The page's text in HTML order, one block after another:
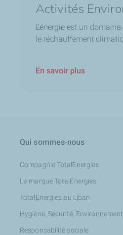
Activités
L’énergie est un
le réchauffement
En savoir plus
Qui sommes-nous
Compagnie TotalEnergies
La marque TotalEnergies
TotalEnergies au Liban
Hygiène, Sécurité,
Responsabilité sociale